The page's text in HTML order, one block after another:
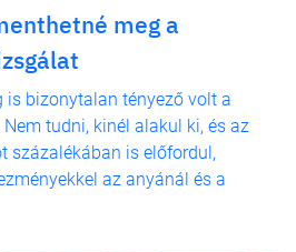
meg a
bizonytalan tényező volt a
tudni, kinél alakul ki, és az
százalékában is előfordul,
az anyánál és a